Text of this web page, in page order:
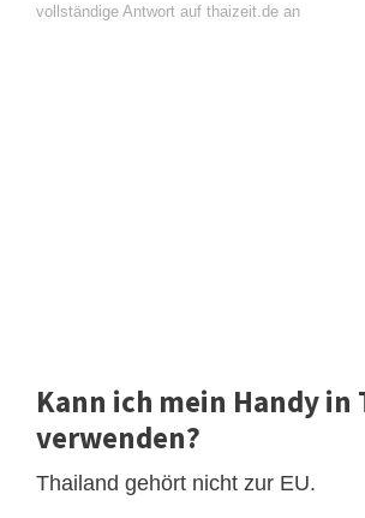
vollständige Antwort auf thaizeit.de an
Kann ich mein Handy in
verwenden?
Thailand gehört nicht zur EU.